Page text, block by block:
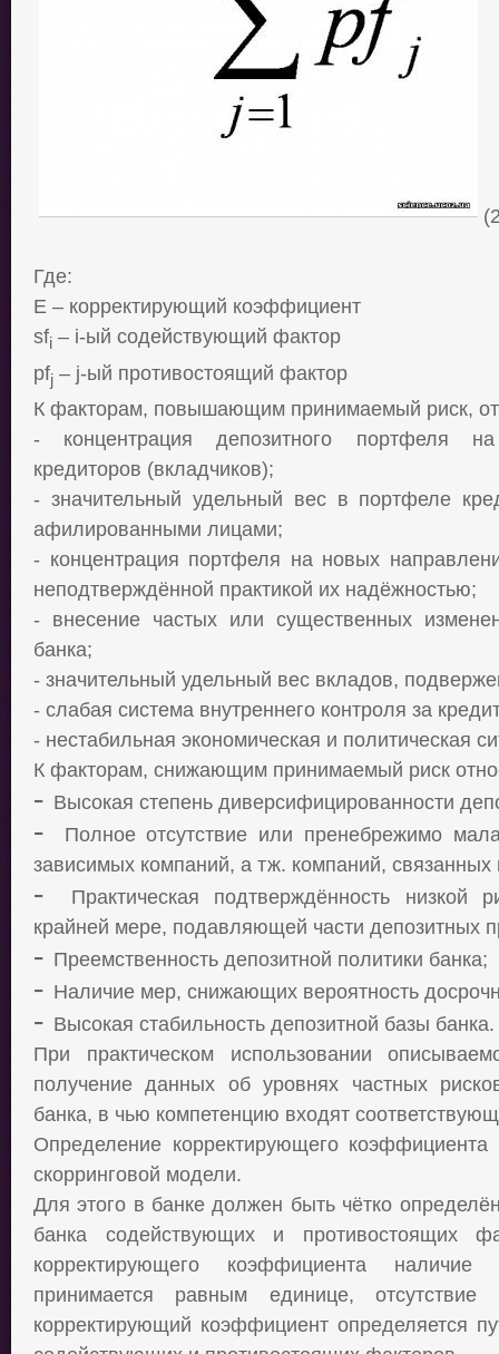
Где:
Е – корректирующий коэффициент
sfi – i-ый содействующий фактор
pfj – j-ый противостоящий фактор
К факторам, повышающим принимаемый риск,
-
концентрация депозитного портфеля
кредиторов (вкладчиков);
- значительный удельный вес в портфеле
афилированными лицами;
- концентрация портфеля на новых
неподтверждённой практикой их надёжностью;
- внесение частых или существенных
банка;
- значительный удельный вес вкладов,
- слабая система внутреннего контроля за
- нестабильная экономическая и политическая
К факторам, снижающим принимаемый риск
- Высокая степень диверсифицированности
-
Полное отсутствие или пренебрежимо
зависимых компаний, а тж. компаний,
-
Практическая подтверждённость низкой
крайней мере, подавляющей части депозитных
- Преемственность депозитной политики банка;
- Наличие мер, снижающих вероятность
- Высокая стабильность депозитной базы банка.
При практическом использовании
получение данных об уровнях частных
банка, в чью компетенцию входят
Определение корректирующего коэффициента
скорринговой модели.
Для этого в банке должен быть чётко
банка содействующих и противостоящих
корректирующего коэффициента
принимается равным единице,
корректирующий коэффициент определяется